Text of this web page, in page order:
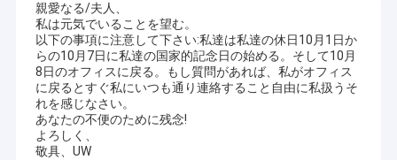
親愛なる/夫人、
私は元気でいることを望む。
以下の事項に注意して下さい:私達は私達の休日10月1日か
らの10月7日に私達の国家的記念日の始める。そして10月
8日のオフィスに戻る。もし質問があれば、私がオフィス
に戻るとすぐ私にいつも通り連絡すること自由に私扱うそ
れを感じなさい。
あなたの不便のために残念!
よろしく、
敬具、UW